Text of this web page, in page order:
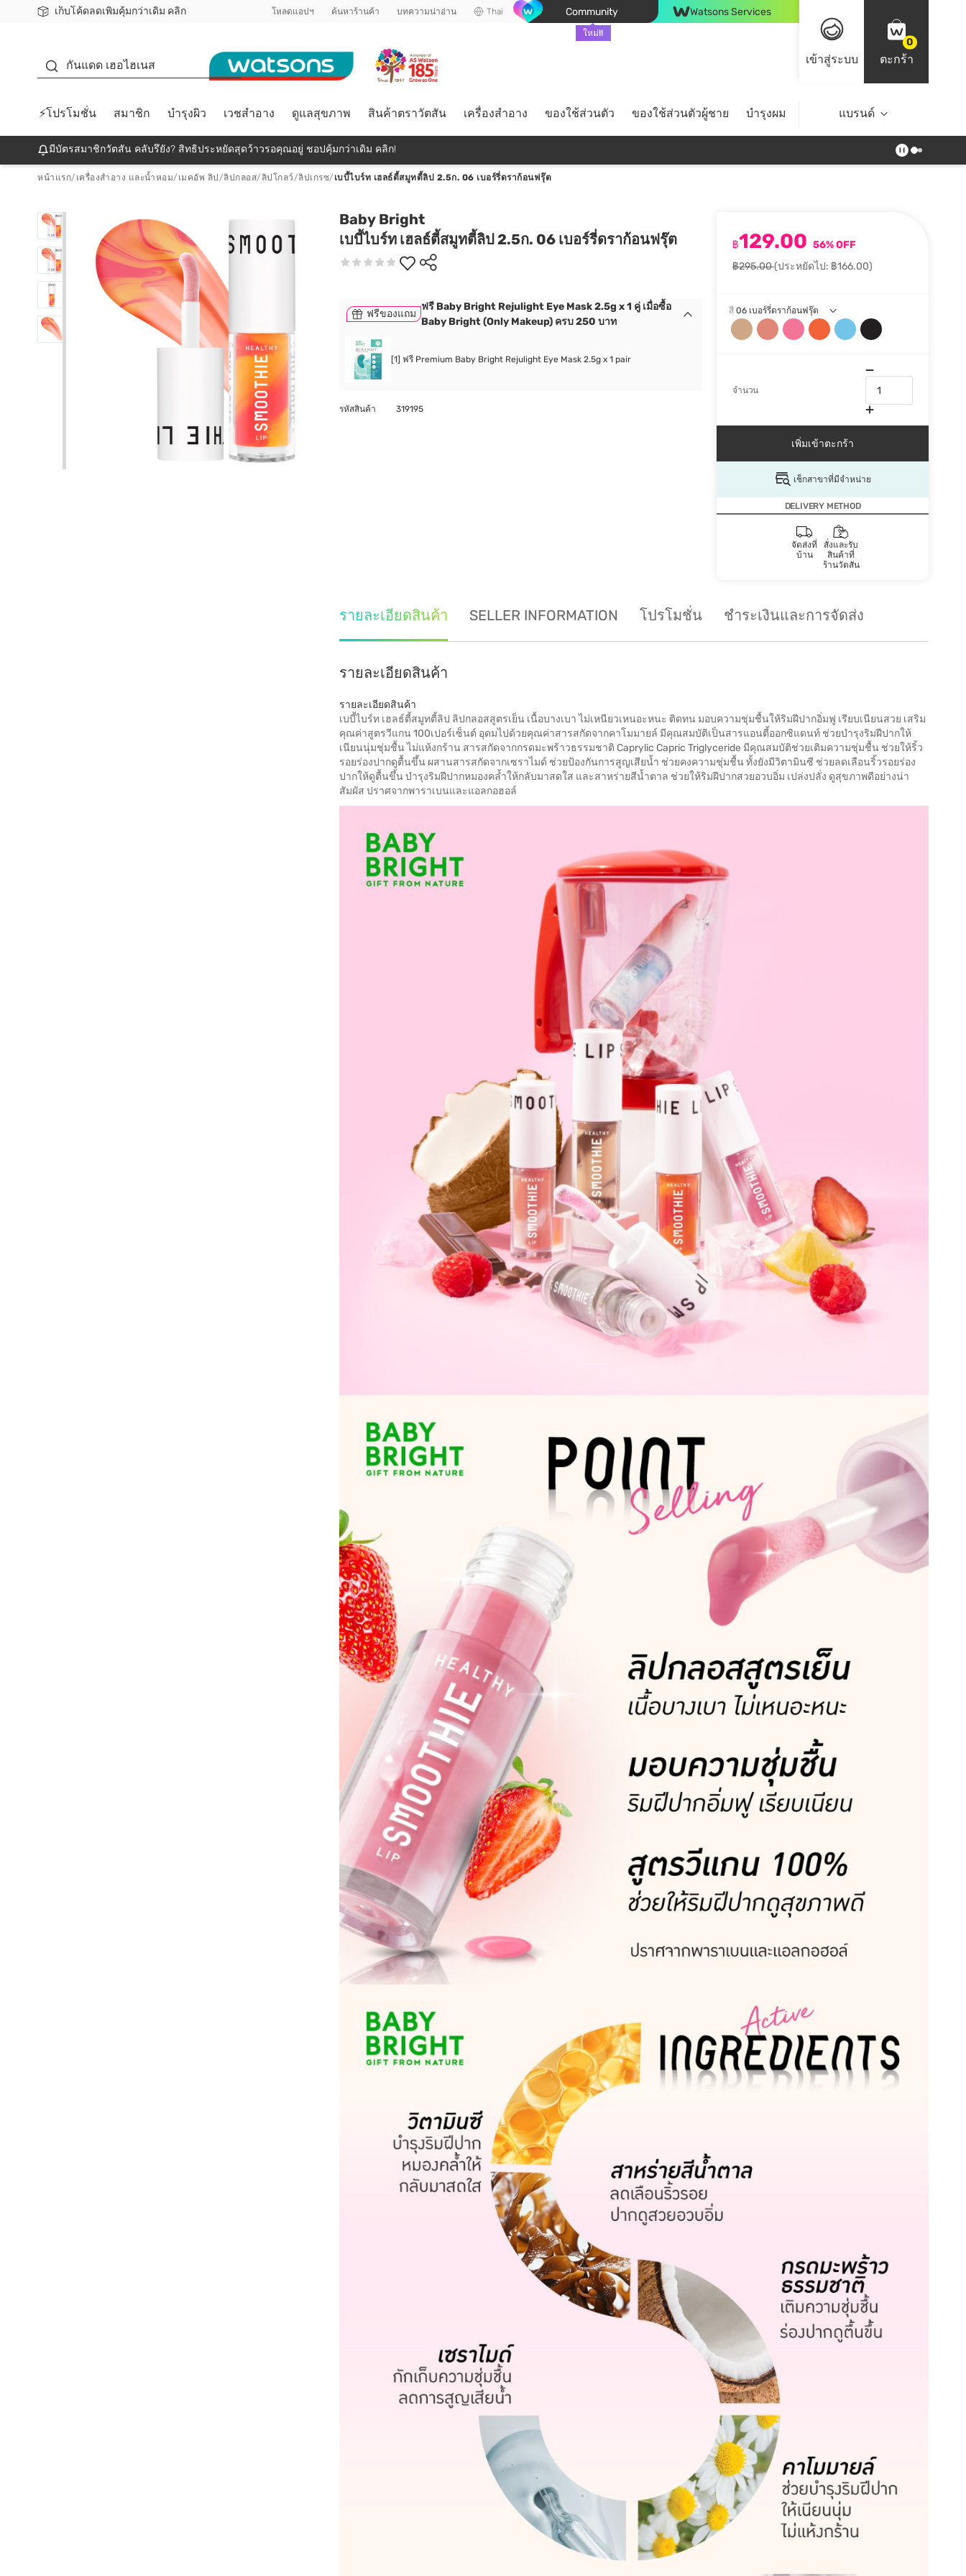
เก็บโค้ดลดเพิ่มคุ้มกว่าเดิม คลิก
ชอปออนไลน์ครั้งแรก ลดเพิ่มจุก ๆ 10%! 🎉
📦ส่งฟรี! เมื่อชอป 499฿
สมาชิกวัตสัน คลับดียังไง? โหลดแอปฯ ค้นหาร้านค้า บทความน่าอ่าน Thai Community
ใหม่!!
Watsons Services
เข้าสู่ระบบ
0
ตะกร้า
กันแดด เฮอไฮเนส
⚡โปรโมชั่น สมาชิก บำรุงผิว เวชสำอาง ดูแลสุขภาพ สินค้าตราวัตสัน เครื่องสำอาง ของใช้ส่วนตัว ของใช้ส่วนตัวผู้ชาย บำรุงผม ไลฟ์สไตล์ Top Brands
แบรนด์
มีบัตรสมาชิกวัตสัน คลับรึยัง? สิทธิประหยัดสุดว้าวรอคุณอยู่ ชอปคุ้มกว่าเดิม คลิก!
หน้าแรก/ เครื่องสำอาง และน้ำหอม/ เมคอัพ ลิป /ลิปกลอส/ลิปโกลว์/ลิปเกรซ/ เบบี้ไบร์ท เฮลธ์ตี้สมูทตี้ลิป 2.5ก. 06 เบอร์รี่ดราก้อนฟรุ๊ต
Baby Bright
เบบี้ไบร์ท เฮลธ์ตี้สมูทตี้ลิป 2.5ก. 06 เบอร์รี่ดราก้อนฟรุ๊ต
฿129.00 56% OFF
฿295.00(ประหยัดไป: ฿166.00)
สี 06 เบอร์รี่ดราก้อนฟรุ๊ต
จำนวน
เพิ่มเข้าตะกร้า
เช็กสาขาที่มีจำหน่าย
DELIVERY METHOD
จัดส่งที่
บ้าน
สั่งและรับ
สินค้าที่
ร้านวัตสัน
ฟรีของแถม
ฟรี Baby Bright Rejulight Eye Mask 2.5g x 1 คู่ เมื่อซื้อ
Baby Bright (Only Makeup) ครบ 250 บาท
[1] ฟรี Premium Baby Bright Rejulight Eye Mask 2.5g x 1 pair
รหัสสินค้า 319195
รายละเอียดสินค้า SELLER INFORMATION โปรโมชั่น ชำระเงินและการจัดส่ง
รายละเอียดสินค้า
รายละเอียดสินค้า
เบบี้ไบร์ท เฮลธ์ตี้สมูทตี้ลิป ลิปกลอสสูตรเย็น เนื้อบางเบา ไม่เหนียวเหนอะหนะ ติดทน มอบความชุ่มชื้นให้ริมฝีปากอิ่มฟู เรียบเนียนสวย เสริม
คุณค่าสูตรวีแกน 100เปอร์เซ็นต์ อุดมไปด้วยคุณค่าสารสกัดจากคาโมมายล์ มีคุณสมบัติเป็นสารแอนตี้ออกซิแดนท์ ช่วยบำรุงริมฝีปากให้
เนียนนุ่มชุ่มชื้น ไม่แห้งกร้าน สารสกัดจากกรดมะพร้าวธรรมชาติ Caprylic Capric Triglyceride มีคุณสมบัติช่วยเติมความชุ่มชื้น ช่วยให้ริ้ว
รอยร่องปากดูตื้นขึ้น ผสานสารสกัดจากเซราไมด์ ช่วยป้องกันการสูญเสียน้ำ ช่วยคงความชุ่มชื้น ทั้งยังมีวิตามินซี ช่วยลดเลือนริ้วรอยร่อง
ปากให้ดูตื้นขึ้น บำรุงริมฝีปากหมองคล้ำให้กลับมาสดใส และสาหร่ายสีน้ำตาล ช่วยให้ริมฝีปากสวยอวบอิ่ม เปล่งปลั่ง ดูสุขภาพดีอย่างน่า
สัมผัส ปราศจากพาราเบนและแอลกอฮอล์